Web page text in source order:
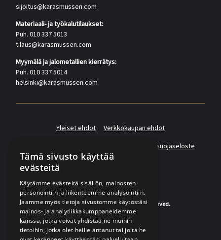
sijoitus@karasmussen.com
Materiaali- ja työkalutilaukset:
Puh. 010 337 5013
tilaus@karasmussen.com
Myymälä ja jalometallien kierrätys:
Puh. 010 337 5014
helsinki@karasmussen.com
Yleiset ehdot
Verkkokaupan ehdot
Asiakas- ja suoramarkkinointirekisterin tietosuojaseloste
© 2020-2026 K.A.Rasmussen. All rights reserved.
Tämä sivusto käyttää
evästeitä
Käytämme evästeitä sisällön, mainosten
personointiin ja liikenteemme analysointiin.
Jaamme myös tietoja sivustomme käytöstäsi
mainos- ja analytiikkakumppaneidemme
kanssa, jotka voivat yhdistää ne muihin
tietoihin, jotka olet heille antanut tai joita he